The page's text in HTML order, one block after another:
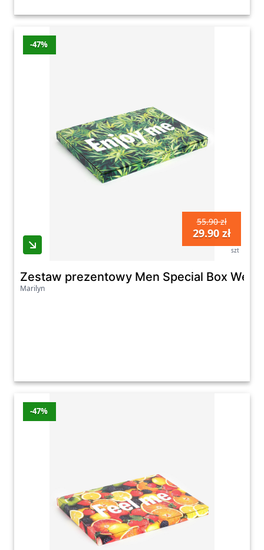
-47%
55.90 zł
29.90 zł
szt
Zestaw prezentowy Men Special Box
Marilyn
-47%